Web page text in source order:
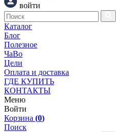
войти
Каталог
Блог
Полезное
ЧаВо
Цели
Оплата и доставка
ГДЕ КУПИТЬ
КОНТАКТЫ
Меню
Войти
Корзина (0)
Поиск